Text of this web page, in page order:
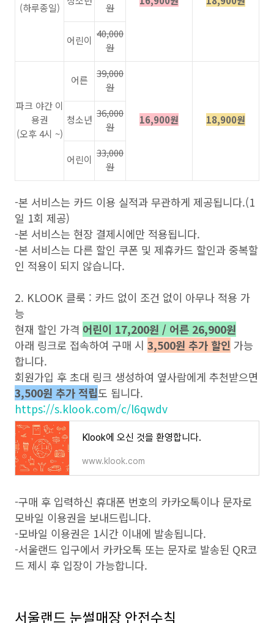
(하루종일)
원
어린이
40,000
원
파크 야간 이
용권
(오후 4시 ~)
어른
39,000
원
16,900원 18,900원
청소년
36,000
원
어린이
33,000
원
-본 서비스는 카드 이용 실적과 무관하게 제공됩니다.(1
일 1회 제공)
-본 서비스는 현장 결제시에만 적용됩니다.
-본 서비스는 다른 할인 쿠폰 및 제휴카드 할인과 중복할
인 적용이 되지 않습니다.
2. KLOOK 클룩 : 카드 없이 조건 없이 아무나 적용 가
능
현재 할인 가격 어린이 17,200원 / 어른 26,900원
아래 링크로 접속하여 구매 시 3,500원 추가 할인 가능
합니다.
회원가입 후 초대 링크 생성하여 옆사람에게 추천받으면
3,500원 추가 적립도 됩니다.
https://s.klook.com/c/l6qwdv
Klook에 오신 것을 환영합니다.
www.klook.com
-구매 후 입력하신 휴대폰 번호의 카카오톡이나 문자로
모바일 이용권을 보내드립니다.
-모바일 이용권은 1시간 이내에 발송됩니다.
-서울랜드 입구에서 카카오톡 또는 문자로 발송된 QR코
드 제시 후 입장이 가능합니다.
서울랜드 눈썰매장 안전수칙